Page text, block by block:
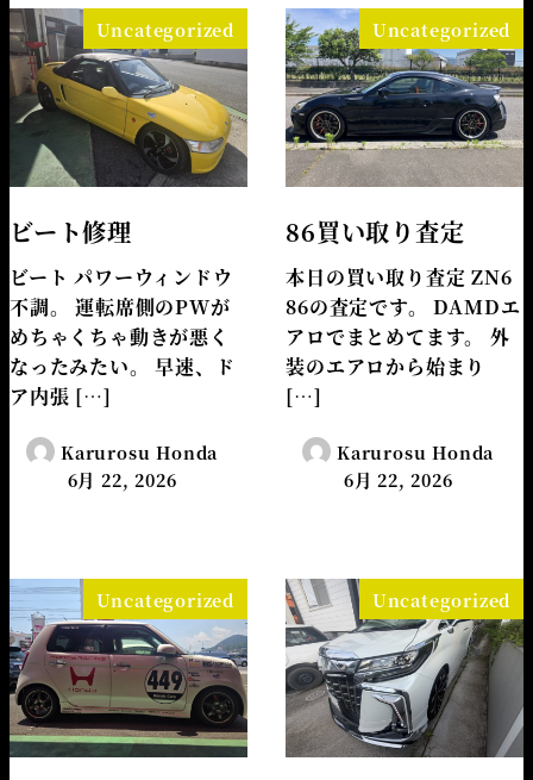
Uncategorized
ビート修理
ビート パワーウィンドウ
不調。 運転席側のPWが
めちゃくちゃ動きが悪く
なったみたい。 早速、ド
ア内張 […]
Karurosu Honda
6月 22, 2026
Uncategorized
86買い取り査定
本日の買い取り査定 ZN6
86の査定です。 DAMDエ
アロでまとめてます。 外
装のエアロから始まり
[…]
Karurosu Honda
6月 22, 2026
Uncategorized Uncategorized